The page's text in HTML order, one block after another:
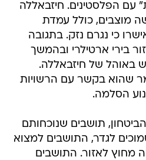
עם הפלסטינים. חיזבאללה
מוצבים, כולל עמדת
כי נגרם נזק. בתגובה
בירי ארטילרי ובהמשך
באוהל של חיזבאללה.
שהוא בקשר עם הרשויות
הסלמה.
תושבים שנוכחותם
לגדר, התושבים למצוא
מחוץ לאזור. התושבים